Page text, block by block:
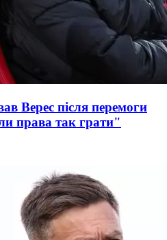
Верес після перемоги
права так грати"